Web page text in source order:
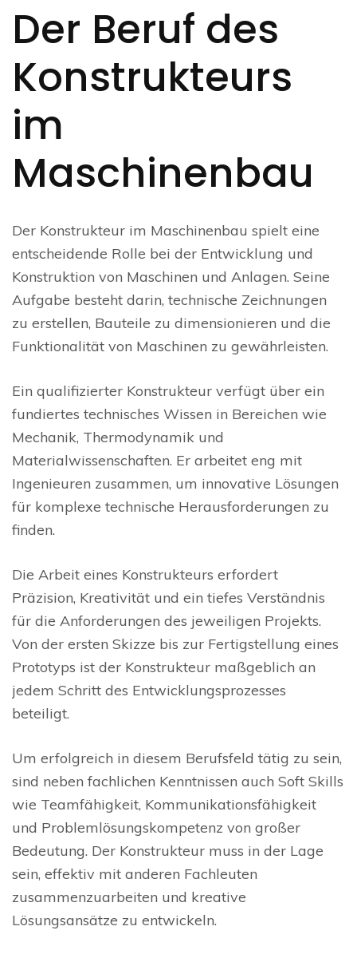
Der Beruf des
Konstrukteurs
im
Maschinenbau
Der Konstrukteur im Maschinenbau spielt eine
entscheidende Rolle bei der Entwicklung und
Konstruktion von Maschinen und Anlagen. Seine
Aufgabe besteht darin, technische Zeichnungen
zu erstellen, Bauteile zu dimensionieren und die
Funktionalität von Maschinen zu gewährleisten.
Ein qualifizierter Konstrukteur verfügt über ein
fundiertes technisches Wissen in Bereichen wie
Mechanik, Thermodynamik und
Materialwissenschaften. Er arbeitet eng mit
Ingenieuren zusammen, um innovative Lösungen
für komplexe technische Herausforderungen zu
finden.
Die Arbeit eines Konstrukteurs erfordert
Präzision, Kreativität und ein tiefes Verständnis
für die Anforderungen des jeweiligen Projekts.
Von der ersten Skizze bis zur Fertigstellung eines
Prototyps ist der Konstrukteur maßgeblich an
jedem Schritt des Entwicklungsprozesses
beteiligt.
Um erfolgreich in diesem Berufsfeld tätig zu sein,
sind neben fachlichen Kenntnissen auch Soft Skills
wie Teamfähigkeit, Kommunikationsfähigkeit
und Problemlösungskompetenz von großer
Bedeutung. Der Konstrukteur muss in der Lage
sein, effektiv mit anderen Fachleuten
zusammenzuarbeiten und kreative
Lösungsansätze zu entwickeln.